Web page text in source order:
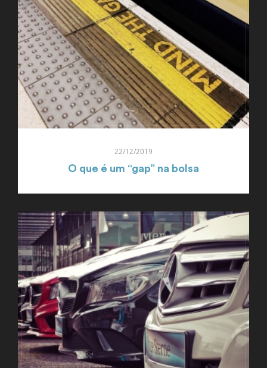
22/12/2019
O que é um “gap” na bolsa